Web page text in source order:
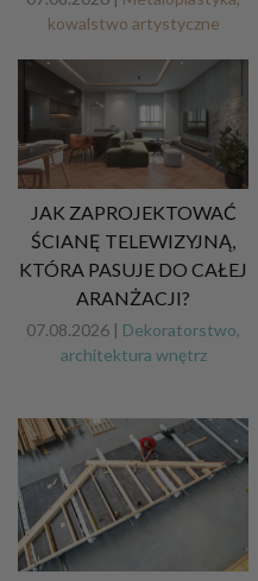
kowalstwo artystyczne
JAK ZAPROJEKTOWAĆ
ŚCIANĘ TELEWIZYJNĄ,
KTÓRA PASUJE DO CAŁEJ
ARANŻACJI?
07.08.2026 | Dekoratorstwo,
architektura wnętrz